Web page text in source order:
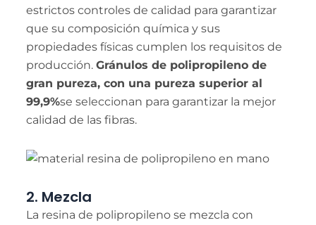
estrictos controles de calidad para garantizar
que su composición química y sus
propiedades físicas cumplen los requisitos de
producción. Gránulos de polipropileno de
gran pureza, con una pureza superior al
99,9%se seleccionan para garantizar la mejor
calidad de las fibras.
2. Mezcla
La resina de polipropileno se mezcla con